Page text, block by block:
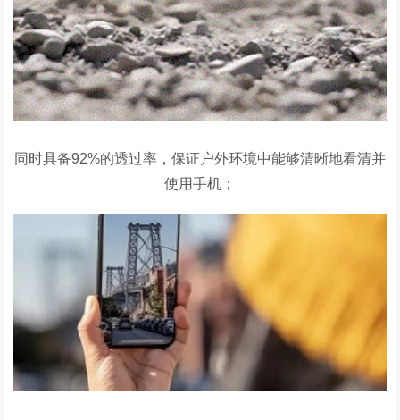
同时具备92%的透过率，保证户外环境中能够清晰地看清并
使用手机；